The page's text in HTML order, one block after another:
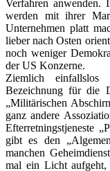
Verfahren anwenden.
werden mit ihrer
Unternehmen platt
lieber nach Osten
noch weniger
der US Konzerne.
Ziemlich
Bezeichnung für die
„Militärischen
ganz andere
Efterretningstjeneste
gibt es den
manchen
mal ein Licht aufgeht,